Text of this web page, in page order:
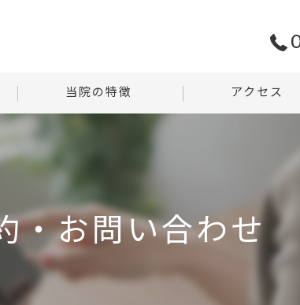
当院の特徴
肩こり
首
腹
アクセス
・お問い合わせ